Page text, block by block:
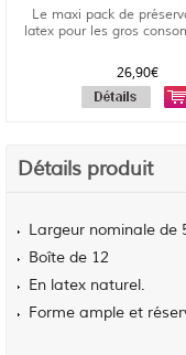
Le maxi pack de
latex pour les gros
26,90€
Détails produit
Largeur nominale de
Boîte de 12
En latex naturel.
Forme ample et